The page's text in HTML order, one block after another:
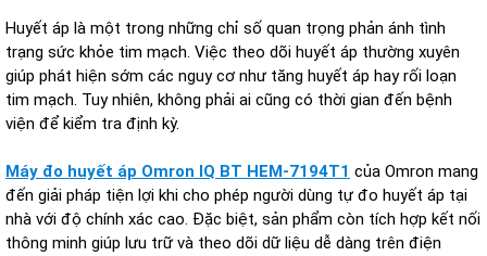
Huyết áp là một trong những chỉ số quan trọng phản ánh tình
trạng sức khỏe tim mạch. Việc theo dõi huyết áp thường xuyên
giúp phát hiện sớm các nguy cơ như tăng huyết áp hay rối loạn
tim mạch. Tuy nhiên, không phải ai cũng có thời gian đến bệnh
viện để kiểm tra định kỳ.
Máy đo huyết áp Omron IQ BT HEM-7194T1 của Omron mang
đến giải pháp tiện lợi khi cho phép người dùng tự đo huyết áp tại
nhà với độ chính xác cao. Đặc biệt, sản phẩm còn tích hợp kết nối
thông minh giúp lưu trữ và theo dõi dữ liệu dễ dàng trên điện